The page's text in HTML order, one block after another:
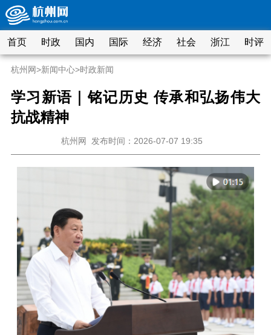
首页 时政 国内 国际 经济 社会 浙江 时评
杭州网>新闻中心>时政新闻
学习新语｜铭记历史 传承和弘扬伟大
抗战精神
杭州网 发布时间：2026-07-07 19:35